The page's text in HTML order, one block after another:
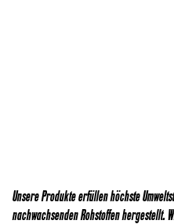
Unsere Produkte erfüllen höchste
nachwachsenden Rohstoffen hergestellt.